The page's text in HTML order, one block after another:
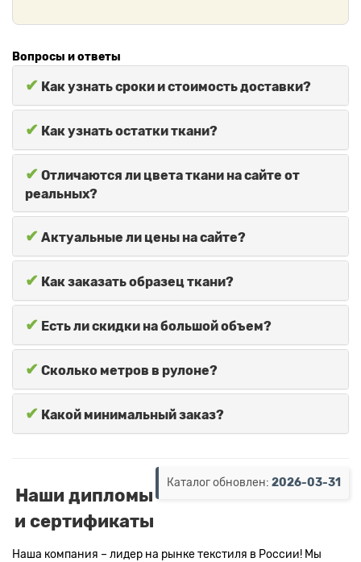
Вопросы и ответы
✔ Как узнать сроки и стоимость доставки?
✔ Как узнать остатки ткани?
✔ Отличаются ли цвета ткани на сайте от
реальных?
✔ Актуальные ли цены на сайте?
✔ Как заказать образец ткани?
✔ Есть ли скидки на большой объем?
✔ Сколько метров в рулоне?
✔ Какой минимальный заказ?
Каталог обновлен: 2026-03-31
Наши дипломы
и сертификаты
Наша компания – лидер на рынке текстиля в России! Мы